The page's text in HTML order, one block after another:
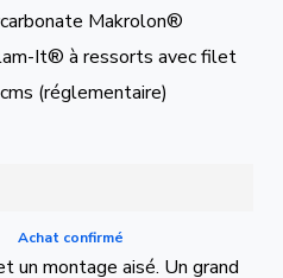
Makrolon®
It® à ressorts avec filet
(réglementaire)
Achat confirmé
un montage aisé. Un grand